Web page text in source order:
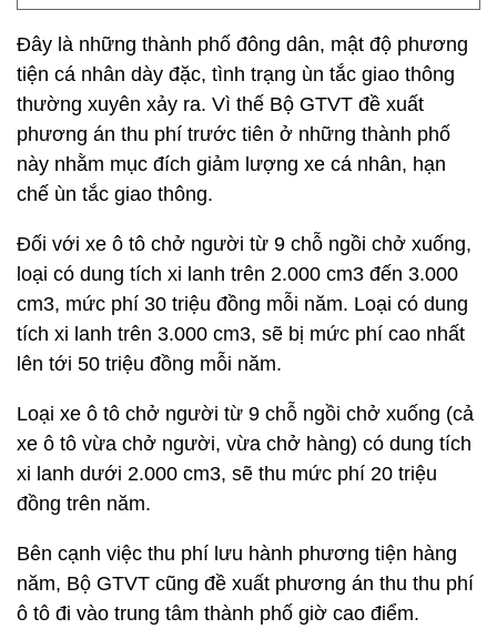
Đây là những thành phố đông dân, mật độ phương
tiện cá nhân dày đặc, tình trạng ùn tắc giao thông
thường xuyên xảy ra. Vì thế Bộ GTVT đề xuất
phương án thu phí trước tiên ở những thành phố
này nhằm mục đích giảm lượng xe cá nhân, hạn
chế ùn tắc giao thông.
Đối với xe ô tô chở người từ 9 chỗ ngồi chở xuống,
loại có dung tích xi lanh trên 2.000 cm3 đến 3.000
cm3, mức phí 30 triệu đồng mỗi năm. Loại có dung
tích xi lanh trên 3.000 cm3, sẽ bị mức phí cao nhất
lên tới 50 triệu đồng mỗi năm.
Loại xe ô tô chở người từ 9 chỗ ngồi chở xuống (cả
xe ô tô vừa chở người, vừa chở hàng) có dung tích
xi lanh dưới 2.000 cm3, sẽ thu mức phí 20 triệu
đồng trên năm.
Bên cạnh việc thu phí lưu hành phương tiện hàng
năm, Bộ GTVT cũng đề xuất phương án thu thu phí
ô tô đi vào trung tâm thành phố giờ cao điểm.